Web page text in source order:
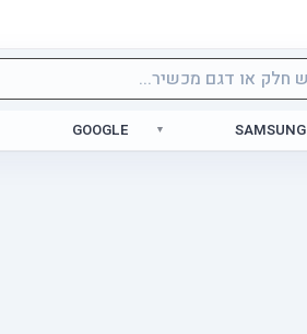
SAMSUNG
GOOGLE